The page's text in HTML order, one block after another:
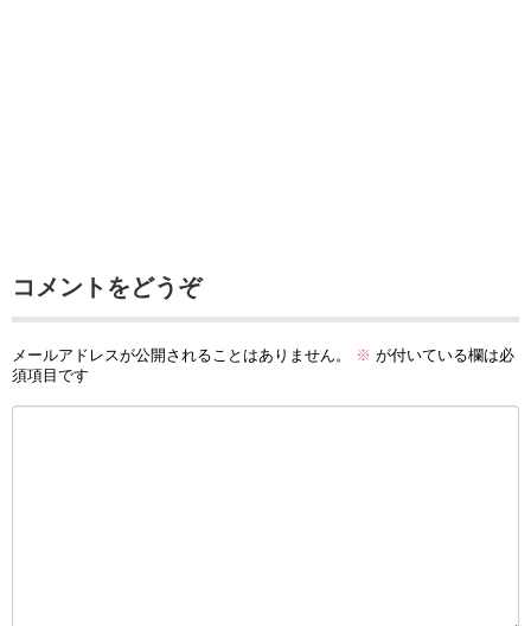
コメントをどうぞ
メールアドレスが公開されることはありません。 ※ が付いている欄は必
須項目です